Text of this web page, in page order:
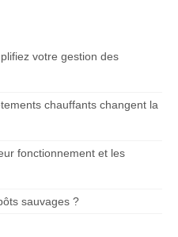
votre gestion des
chauffants changent la
fonctionnement et les
sauvages ?